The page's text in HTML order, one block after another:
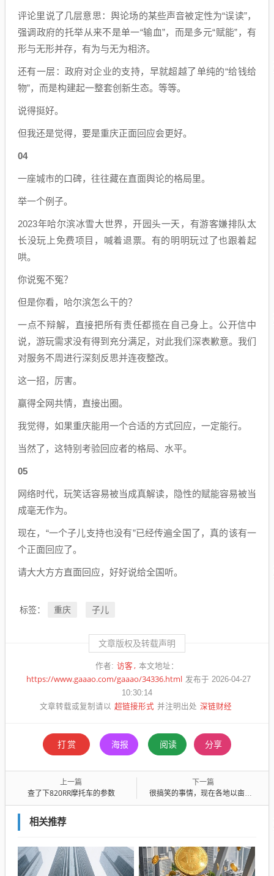
评论里说了几层意思：舆论场的某些声音被定性为“误读”，
强调政府的托举从来不是单一“输血”，而是多元“赋能”，有
形与无形并存，有为与无为相济。
还有一层：政府对企业的支持，早就超越了单纯的“给钱给
物”，而是构建起一整套创新生态。等等。
说得挺好。
但我还是觉得，要是重庆正面回应会更好。
04
一座城市的口碑，往往藏在直面舆论的格局里。
举一个例子。
2023年哈尔滨冰雪大世界，开园头一天，有游客嫌排队太
长没玩上免费项目，喊着退票。有的明明玩过了也跟着起
哄。
你说冤不冤？
但是你看，哈尔滨怎么干的？
一点不辩解，直接把所有责任都揽在自己身上。公开信中
说，游玩需求没有得到充分满足，对此我们深表歉意。我们
对服务不周进行深刻反思并连夜整改。
这一招，厉害。
赢得全网共情，直接出圈。
我觉得，如果重庆能用一个合适的方式回应，一定能行。
当然了，这特别考验回应者的格局、水平。
05
网络时代，玩笑话容易被当成真解读，隐性的赋能容易被当
成毫无作为。
现在，“一个子儿支持也没有”已经传遍全国了，真的该有一
个正面回应了。
请大大方方直面回应，好好说给全国听。
标签： 重庆 子儿
文章版权及转载声明
作者: 访客 本文地址：
https://www.gaaao.com/gaaao/34336.html 发布于 2026-04-27
10:30:14
文章转载或复制请以 超链接形式 并注明出处 深链财经
打赏 海报 阅读 分享
上一篇
查了下820RR摩托车的参数
下一篇
很搞笑的事情，现在各地以亩均利润驱赶企业
相关推荐